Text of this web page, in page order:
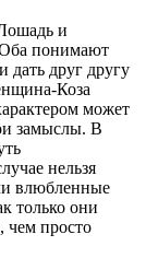
и
понимают
дать друг другу
Коза
может
замыслы. В
нельзя
влюбленные
только они
чем просто